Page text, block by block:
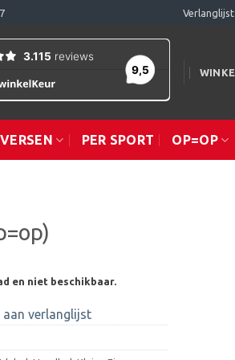
Verlanglijst
PER SPORT OP=OP
en niet beschikbaar.
aan verlanglijst